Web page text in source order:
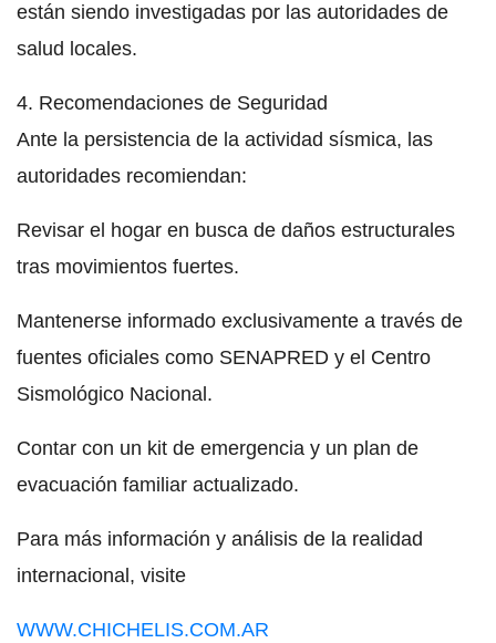
están siendo investigadas por las autoridades de
salud locales.
4. Recomendaciones de Seguridad
Ante la persistencia de la actividad sísmica, las
autoridades recomiendan:
Revisar el hogar en busca de daños estructurales
tras movimientos fuertes.
Mantenerse informado exclusivamente a través de
fuentes oficiales como SENAPRED y el Centro
Sismológico Nacional.
Contar con un kit de emergencia y un plan de
evacuación familiar actualizado.
Para más información y análisis de la realidad
internacional, visite
WWW.CHICHELIS.COM.AR